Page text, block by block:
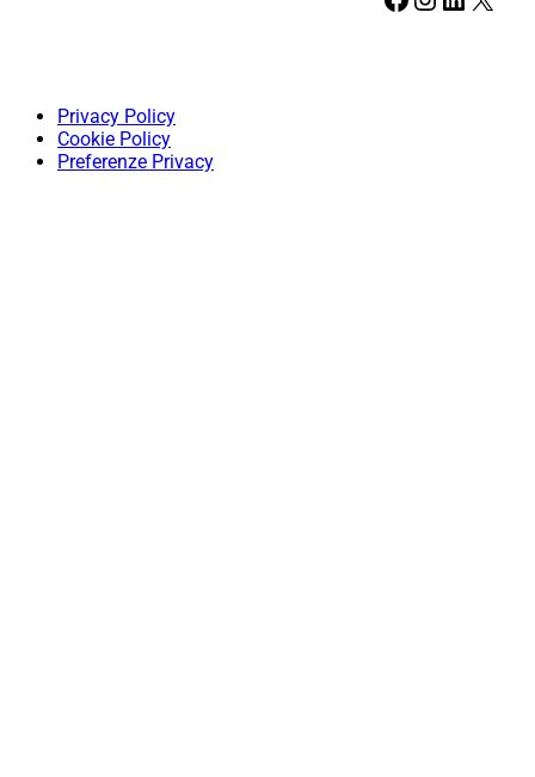
Privacy Policy
Cookie Policy
Preferenze Privacy